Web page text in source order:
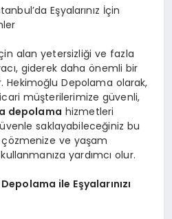
Eşyalarınız İçin
alan yetersizliği ve fazla
giderek daha önemli bir
Hekimoğlu Depolama olarak,
müşterilerimize güvenli,
depolama hizmetleri
saklayabileceğiniz bu
çözmenize ve yaşam
yardımcı olur.
ile Eşyalarınızı